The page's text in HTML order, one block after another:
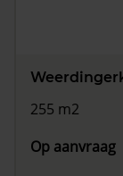
255 m2
Op aanvraag